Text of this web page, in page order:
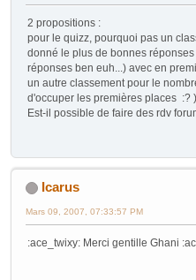
2 propositions :
pour le quizz, pourquoi pas un
donné le plus de bonnes
réponses ben euh...) avec en
un autre classement pour le
d'occuper les premières places :?
Est-il possible de faire des rdv
Icarus
Mars 09, 2007, 07:33:57 PM
:ace_twixy: Merci gentille Ghani